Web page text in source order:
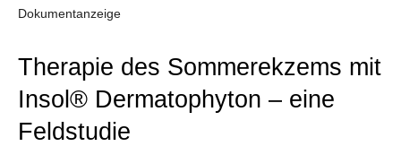
Dokumentanzeige
Therapie des Sommerekzems mit
Insol® Dermatophyton – eine
Feldstudie